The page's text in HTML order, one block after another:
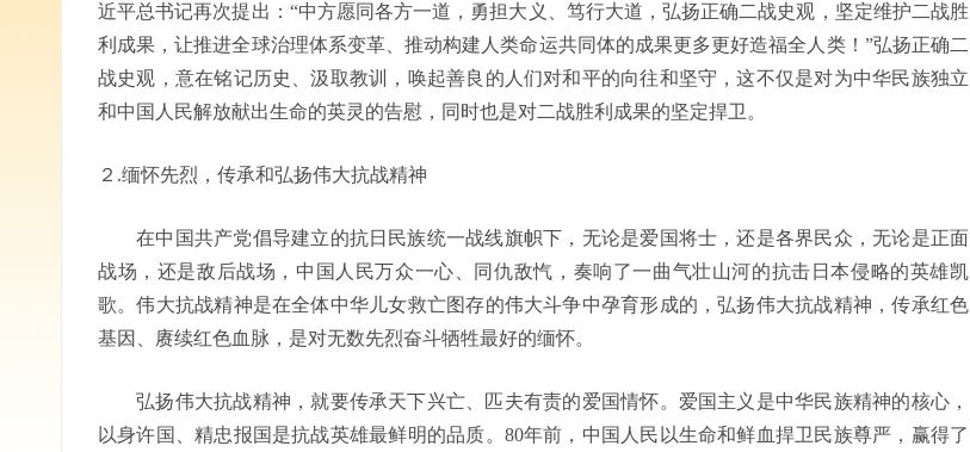
近平总书记再次提出：“中方愿同各方一道，勇担大义、笃行大道，弘扬正确二战史观，坚定维护二战胜
利成果，让推进全球治理体系变革、推动构建人类命运共同体的成果更多更好造福全人类！”弘扬正确二
战史观，意在铭记历史、汲取教训，唤起善良的人们对和平的向往和坚守，这不仅是对为中华民族独立
和中国人民解放献出生命的英灵的告慰，同时也是对二战胜利成果的坚定捍卫。
２.缅怀先烈，传承和弘扬伟大抗战精神
在中国共产党倡导建立的抗日民族统一战线旗帜下，无论是爱国将士，还是各界民众，无论是正面
战场，还是敌后战场，中国人民万众一心、同仇敌忾，奏响了一曲气壮山河的抗击日本侵略的英雄凯
歌。伟大抗战精神是在全体中华儿女救亡图存的伟大斗争中孕育形成的，弘扬伟大抗战精神，传承红色
基因、赓续红色血脉，是对无数先烈奋斗牺牲最好的缅怀。
弘扬伟大抗战精神，就要传承天下兴亡、匹夫有责的爱国情怀。爱国主义是中华民族精神的核心，
以身许国、精忠报国是抗战英雄最鲜明的品质。80年前，中国人民以生命和鲜血捍卫民族尊严，赢得了